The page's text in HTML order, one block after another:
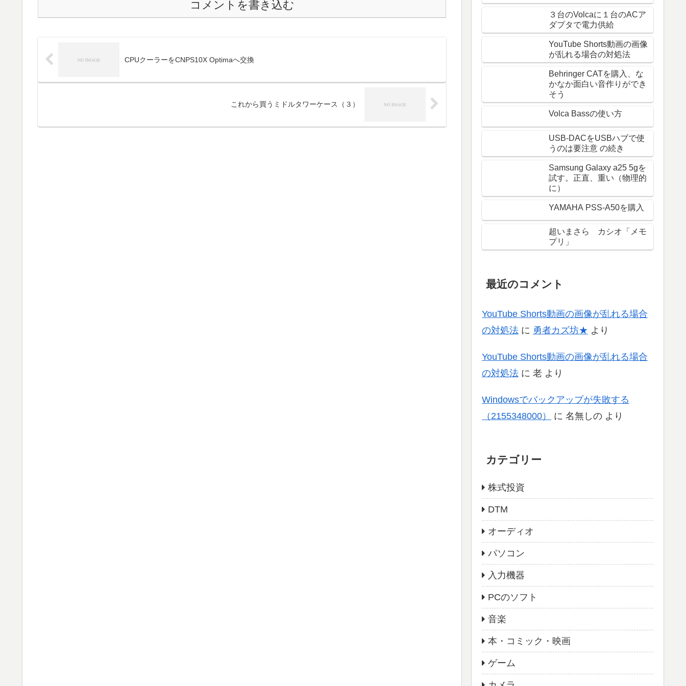
コメントを書き込む
CPUクーラーをCNPS10X Optimaへ交換
これから買うミドルタワーケース（３）
３台のVolcaに１台のACア
ダプタで電力供給
YouTube Shorts動画の画像
が乱れる場合の対処法
Behringer CATを購入、な
かなか面白い音作りができ
そう
Volca Bassの使い方
USB-DACをUSBハブで使
うのは要注意 の続き
Samsung Galaxy a25 5gを
試す。正直、重い（物理的
に）
YAMAHA PSS-A50を購入
超いまさら カシオ「メモ
プリ」
最近のコメント
YouTube Shorts動画の画像が乱れる場合
の対処法 に 勇者カズ坊★ より
YouTube Shorts動画の画像が乱れる場合
の対処法 に 老 より
Windowsでバックアップが失敗する
（2155348000）
に 名無しの より
カテゴリー
株式投資
DTM
オーディオ
パソコン
入力機器
PCのソフト
音楽
本・コミック・映画
ゲーム